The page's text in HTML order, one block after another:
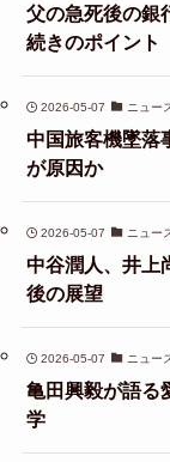
父の急死後の銀
続きのポイント
2026-05-07 ニュー
中国旅客機墜落
が原因か
2026-05-07 ニュー
中谷潤人、井上
後の展望
2026-05-07 ニュー
亀田興毅が語る
学